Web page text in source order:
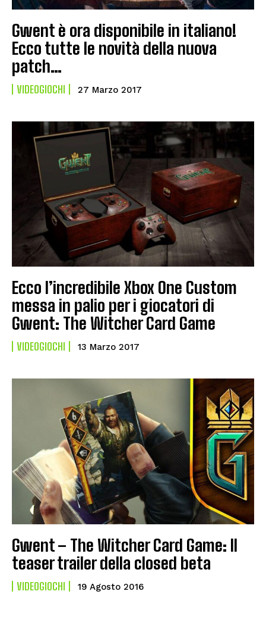
Gwent è ora disponibile in italiano!
Ecco tutte le novità della nuova
patch…
VIDEOGIOCHI 27 Marzo 2017
Ecco l’incredibile Xbox One Custom
messa in palio per i giocatori di
Gwent: The Witcher Card Game
VIDEOGIOCHI 13 Marzo 2017
Gwent – The Witcher Card Game: Il
teaser trailer della closed beta
VIDEOGIOCHI 19 Agosto 2016